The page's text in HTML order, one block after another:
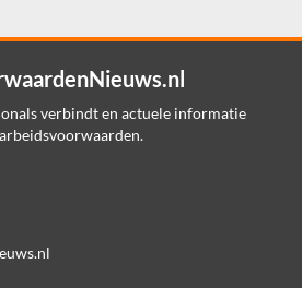
verbindt en actuele informatie